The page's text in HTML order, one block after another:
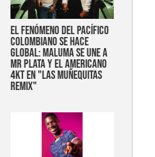
EL FENÓMENO DEL PACÍFICO
COLOMBIANO SE HACE
GLOBAL: MALUMA SE UNE A
MR PLATA Y EL AMERICANO
4KT EN "LAS MUÑEQUITAS
REMIX"